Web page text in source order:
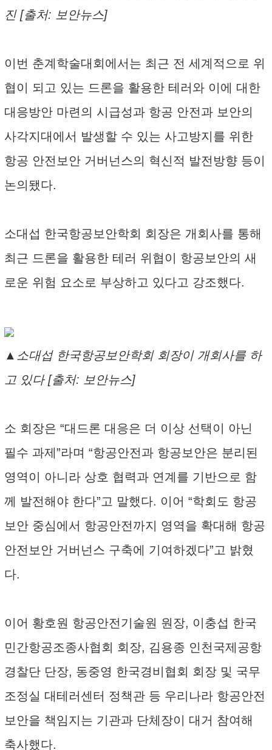
진 [출처: 보안뉴스]
이번 춘계학술대회에서는 최근 전 세계적으로 위
협이 되고 있는 드론을 활용한 테러와 이에 대한
대응방안 마련의 시급성과 항공 안전과 보안의
사각지대에서 발생할 수 있는 사고방지를 위한
항공 안전보안 거버넌스의 혁신적 발전방향 등이
논의됐다.
소대섭 한국항공보안학회 회장은 개회사를 통해
최근 드론을 활용한 테러 위협이 항공보안의 새
로운 위험 요소로 부상하고 있다고 강조했다.
▲소대섭 한국항공보안학회 회장이 개회사를 하
고 있다 [출처: 보안뉴스]
소 회장은 “대드론 대응은 더 이상 선택이 아닌
필수 과제”라며 “항공안전과 항공보안은 분리된
영역이 아니라 상호 협력과 연계를 기반으로 함
께 발전해야 한다”고 말했다. 이어 “학회도 항공
보안 중심에서 항공안전까지 영역을 확대해 항공
안전보안 거버넌스 구축에 기여하겠다”고 밝혔
다.
이어 황호원 항공안전기술원 원장, 이충섭 한국
민간항공조종사협회 회장, 김용종 인천국제공항
경찰단 단장, 동중영 한국경비협회 회장 및 국무
조정실 대테러센터 정책관 등 우리나라 항공안전
보안을 책임지는 기관과 단체장이 대거 참여해
축사했다.